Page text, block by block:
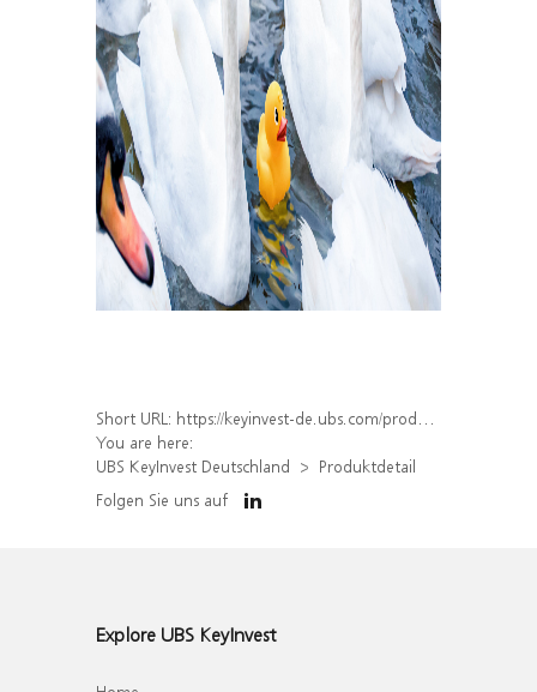
Short URL: https://keyinvest-de.ubs.com/produkt/detail/index/isin/DE000WA6LKQ0
You are here:
UBS KeyInvest Deutschland
Produktdetail
Folgen Sie uns auf
Explore UBS KeyInvest